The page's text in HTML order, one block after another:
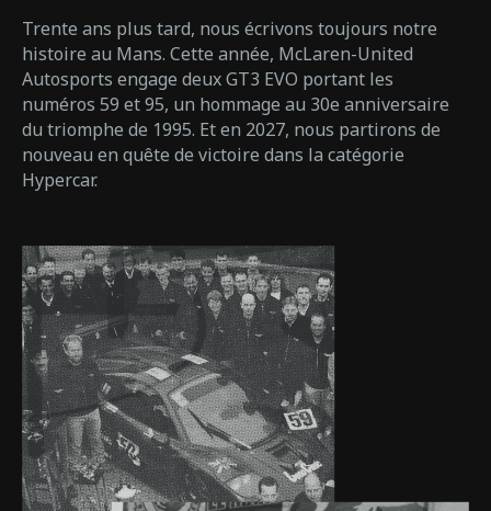
Trente ans plus tard, nous écrivons toujours notre
histoire au Mans. Cette année, McLaren-United
Autosports engage deux GT3 EVO portant les
numéros 59 et 95, un hommage au 30e anniversaire
du triomphe de 1995. Et en 2027, nous partirons de
nouveau en quête de victoire dans la catégorie
Hypercar.